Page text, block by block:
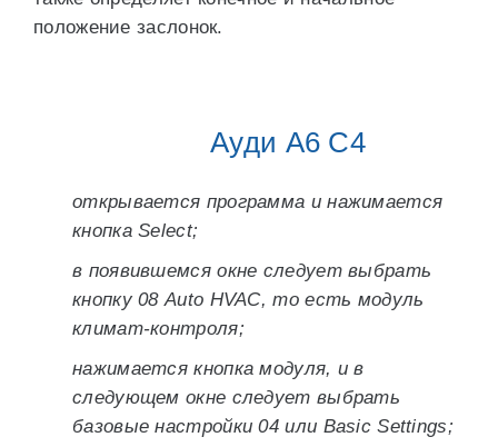
положение заслонок.
Ауди А6 С4
открывается программа и нажимается
кнопка Select;
в появившемся окне следует выбрать
кнопку 08 Auto HVAC, то есть модуль
климат-контроля;
нажимается кнопка модуля, и в
следующем окне следует выбрать
базовые настройки 04 или Basic Settings;